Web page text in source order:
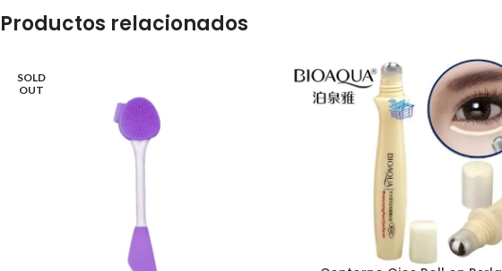
Productos relacionados
SOLD
OUT